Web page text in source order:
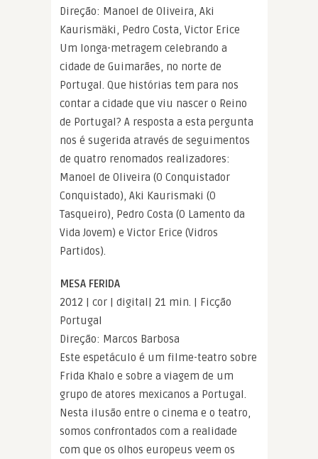
Direção: Manoel de Oliveira, Aki
Kaurismäki, Pedro Costa, Victor Erice
Um longa-metragem celebrando a
cidade de Guimarães, no norte de
Portugal. Que histórias tem para nos
contar a cidade que viu nascer o Reino
de Portugal? A resposta a esta pergunta
nos é sugerida através de seguimentos
de quatro renomados realizadores:
Manoel de Oliveira (O Conquistador
Conquistado), Aki Kaurismaki (O
Tasqueiro), Pedro Costa (O Lamento da
Vida Jovem) e Victor Erice (Vidros
Partidos).
MESA FERIDA
2012 | cor | digital| 21 min. | Ficção
Portugal
Direção: Marcos Barbosa
Este espetáculo é um filme-teatro sobre
Frida Khalo e sobre a viagem de um
grupo de atores mexicanos a Portugal.
Nesta ilusão entre o cinema e o teatro,
somos confrontados com a realidade
com que os olhos europeus veem os